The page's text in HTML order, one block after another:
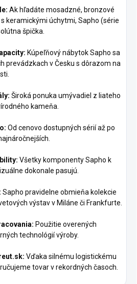
Ak hľadáte mosadzné, bronzové
keramickými úchytmi, Sapho (série
špička.
Kúpeľňový nábytok Sapho sa
prevádzkach v Česku s dôrazom na
Široká ponuka umývadiel z liateho
kameňa.
Od cenovo dostupných sérií až po
Všetky komponenty Sapho k
dokonale pasujú.
Sapho pravidelne obmieňa kolekcie
výstav v Miláne či Frankfurte.
Použitie overených
technológií výroby.
Vďaka silnému logistickému
tovar v rekordných časoch.